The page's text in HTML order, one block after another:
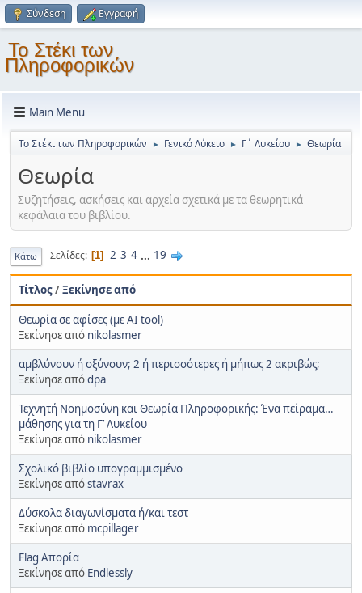
Σύνδεση Εγγραφή
Το Στέκι των
Πληροφορικών
Main Menu
Το Στέκι των Πληροφορικών ► Γενικό Λύκειο ► Γ΄ Λυκείου ► Θεωρία
Θεωρία
Συζητήσεις, ασκήσεις και αρχεία σχετικά με τα θεωρητικά
κεφάλαια του βιβλίου.
Κάτω Σελίδες 1 2 3 4 ... 19
Τίτλος/Ξεκίνησε από
Θεωρία σε αφίσες (με AI tool)
Ξεκίνησε από nikolasmer
αμβλύνουν ή οξύνουν; 2 ή περισσότερες ή μήπως 2 ακριβώς;
Ξεκίνησε απόdpa
Τεχνητή Νοημοσύνη και Θεωρία Πληροφορικής: Ένα πείραμα…
μάθησης για τη Γ’ Λυκείου
Ξεκίνησε από nikolasmer
Σχολικό βιβλίο υπογραμμισμένο
Ξεκίνησε απόstavrax
Δύσκολα διαγωνίσματα ή/και τεστ
Ξεκίνησε από mcpillager
Flag Απορία
Ξεκίνησε από Endlessly